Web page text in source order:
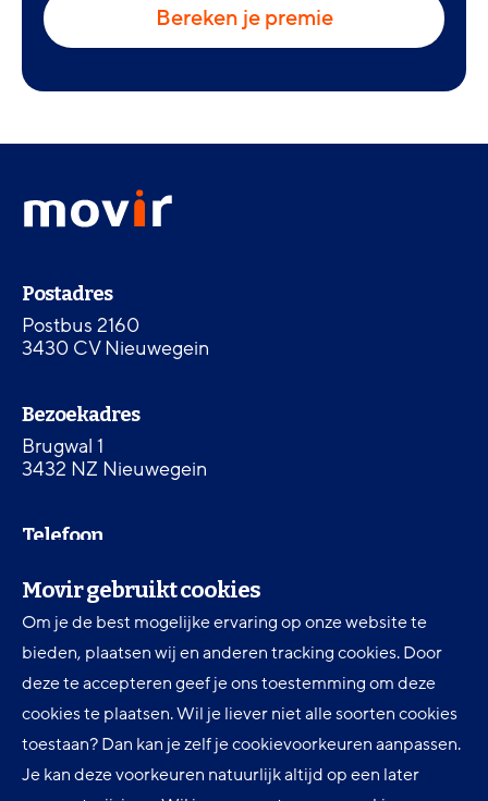
Movir gebruikt cookies
Om je de best mogelijke ervaring op onze website te
bieden, plaatsen wij en anderen tracking cookies. Door
deze te accepteren geef je ons toestemming om deze
cookies te plaatsen. Wil je liever niet alle soorten cookies
toestaan? Dan kan je zelf je cookievoorkeuren aanpassen.
Je kan deze voorkeuren natuurlijk altijd op een later
Bereken je premie
menu
Movir
-
de
homepagina
Contactinformatie
Postadres
Postbus 2160
3430 CV Nieuwegein
Bezoekadres
Brugwal 1
3432 NZ Nieuwegein
Telefoon
Digitale toegankelijkheid
Movir Momentum AOV
Ervaringen en inspiratie
Klantenservice